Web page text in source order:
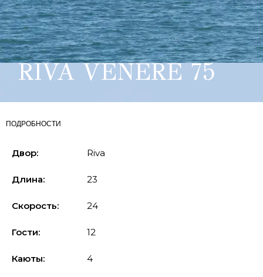
RIVA VENERE 75
ПОДРОБНОСТИ
Двор: Riva
Длина: 23
Скорость: 24
Гости: 12
Каюты: 4